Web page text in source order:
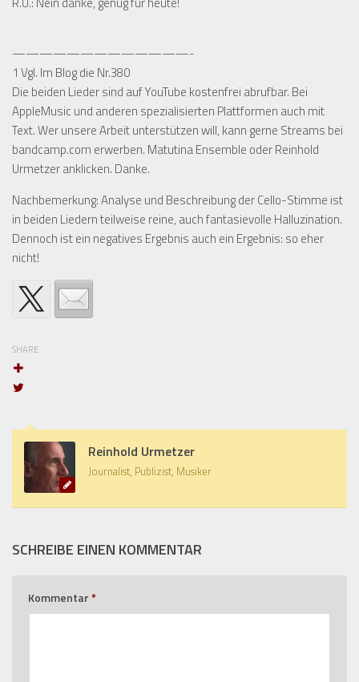
—————————————-
1 Vgl. Im Blog die Nr.380
Die beiden Lieder sind auf YouTube kostenfrei abrufbar. Bei
AppleMusic und anderen spezialisierten Plattformen auch mit
Text. Wer unsere Arbeit unterstützen will, kann gerne Streams bei
bandcamp.com erwerben. Matutina Ensemble oder Reinhold
Urmetzer anklicken. Danke.
Nachbemerkung: Analyse und Beschreibung der Cello-Stimme ist
in beiden Liedern teilweise reine, auch fantasievolle Halluzination.
Dennoch ist ein negatives Ergebnis auch ein Ergebnis: so eher
nicht!
SHARE
Reinhold Urmetzer
Journalist, Publizist, Musiker
SCHREIBE EINEN KOMMENTAR
Kommentar*